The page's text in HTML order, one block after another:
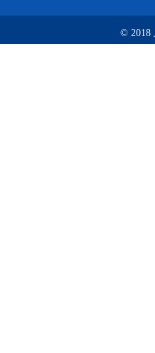
© 2018